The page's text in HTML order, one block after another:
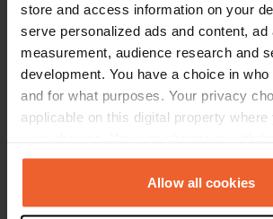
store and access information on your
serve personalized ads and content, ad
measurement, audience research and
development. You have a choice in
and for what purposes. Your privacy
applicable on this digital property where
any time from the Cookie Declaration
the Privacy trigger icon.Allow all cookies
Contact
Emplacement
Am Jachthafen
53° 20' 15" N 7° 11' 1" E